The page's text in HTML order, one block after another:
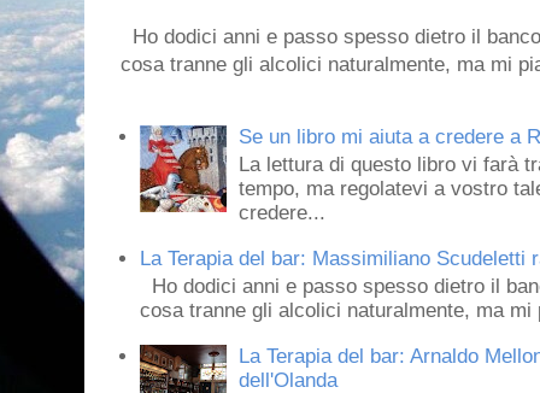
Ho dodici anni e passo spesso dietro il
cosa tranne gli alcolici naturalmente, ma mi
Se un libro mi aiuta a credere a
La lettura di questo libro vi farà
tempo, ma regolatevi a vostro
credere...
La Terapia del bar: Massimiliano
Ho dodici anni e passo spesso dietro il
cosa tranne gli alcolici naturalmente, ma mi
La Terapia del bar: Arnaldo
dell'Olanda